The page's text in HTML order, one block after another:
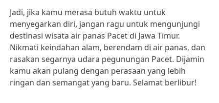
Jadi, jika kamu merasa butuh waktu untuk
menyegarkan diri, jangan ragu untuk mengunjungi
destinasi wisata air panas Pacet di Jawa Timur.
Nikmati keindahan alam, berendam di air panas, dan
rasakan segarnya udara pegunungan Pacet. Dijamin
kamu akan pulang dengan perasaan yang lebih
ringan dan semangat yang baru. Selamat berlibur!